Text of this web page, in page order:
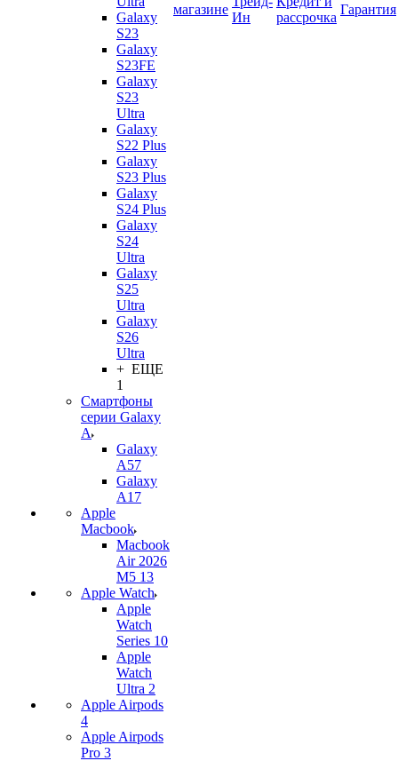
Galaxy
S23
Galaxy
S23FE
Galaxy
S23
Ultra
Galaxy
S22 Plus
Galaxy
S23 Plus
Galaxy
S24 Plus
Galaxy
S24
Ultra
Galaxy
S25
Ultra
Galaxy
S26
Ultra
+ ЕЩЕ
1
Смартфоны
серии Galaxy
A
Galaxy
A57
Galaxy
A17
Apple
Macbook
Macbook
Air 2026
M5 13
Apple Watch
Apple
Watch
Series 10
Apple
Watch
Ultra 2
Apple Airpods
4
Apple Airpods
Pro 3
магазине
Ин
рассрочка
Гарантия